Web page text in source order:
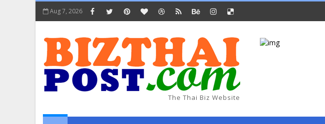
Aug 7, 2026
The Thai Biz Website